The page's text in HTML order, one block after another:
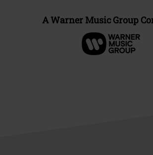
A Warner Music Group